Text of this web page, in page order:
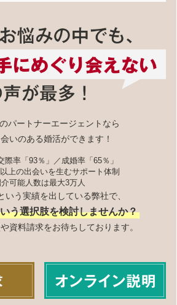
のパートナーエージェントなら
いのある婚活ができます！
際率「93％」／成婚率「65％」
上の出会いを生むサポート体制
可能人数は最大3万人
いう実績を出している弊社で、
う選択肢を検討しませんか？
資料請求をお待ちしております。